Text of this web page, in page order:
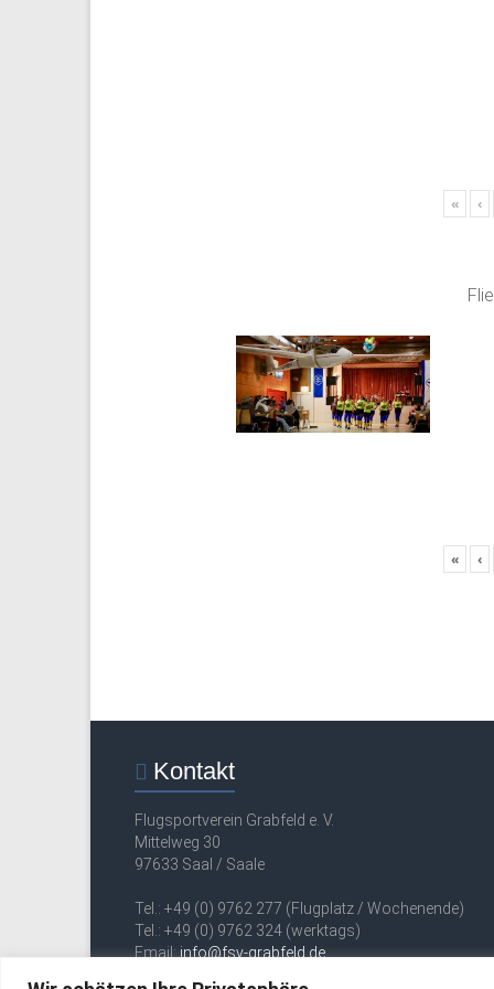
« ‹
« ‹
Kontakt
Flugsportverein Grabfeld e. V.
Mittelweg 30
97633 Saal / Saale
Tel.: +49 (0) 9762 277 (Flugplatz / Wochenende)
Tel.: +49 (0) 9762 324 (werktags)
Email: info@fsv-grabfeld.de